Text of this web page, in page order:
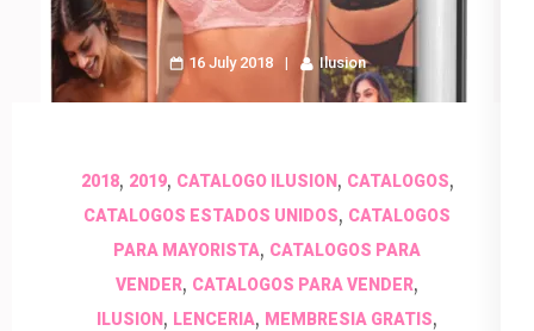
16 July 2018 Ilusion
2018, 2019, CATALOGO ILUSION, CATALOGOS,
CATALOGOS ESTADOS UNIDOS, CATALOGOS
PARA MAYORISTA, CATALOGOS PARA
VENDER, CATALOGOS PARA VENDER,
ILUSION , LENCERIA, MEMBRESIA GRATIS,